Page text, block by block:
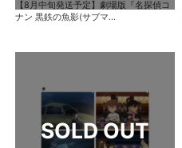
【8月中旬発送予定】劇場版『名探偵コ
ナン 黒鉄の魚影(サブマ...